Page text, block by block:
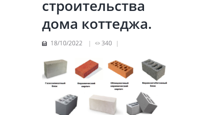
строительства
дома коттеджа.
18/10/2022 340